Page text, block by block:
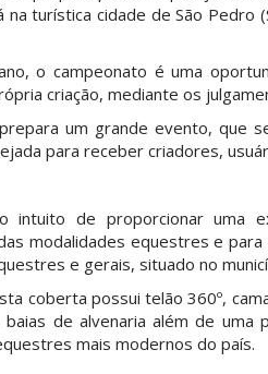
na turística cidade de São Pedro
o campeonato é uma
criação, mediante os
um grande evento, que
para receber criadores,
intuito de proporcionar uma
modalidades equestres e para
e gerais, situado no
coberta possui telão 360º,
de alvenaria além de uma
mais modernos do país.